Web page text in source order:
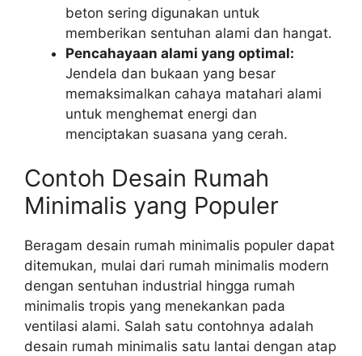
beton sering digunakan untuk
memberikan sentuhan alami dan hangat.
Pencahayaan alami yang optimal:
Jendela dan bukaan yang besar
memaksimalkan cahaya matahari alami
untuk menghemat energi dan
menciptakan suasana yang cerah.
Contoh Desain Rumah
Minimalis yang Populer
Beragam desain rumah minimalis populer dapat
ditemukan, mulai dari rumah minimalis modern
dengan sentuhan industrial hingga rumah
minimalis tropis yang menekankan pada
ventilasi alami. Salah satu contohnya adalah
desain rumah minimalis satu lantai dengan atap